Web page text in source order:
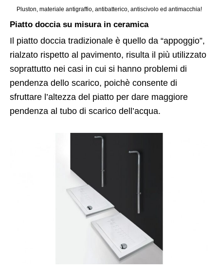
Pluston, materiale antigraffio, antibatterico, antiscivolo ed antimacchia!
Piatto doccia su misura in ceramica
Il piatto doccia tradizionale è quello da “appoggio”,
rialzato rispetto al pavimento, risulta il più utilizzato
soprattutto nei casi in cui si hanno problemi di
pendenza dello scarico, poichè consente di
sfruttare l’altezza del piatto per dare maggiore
pendenza al tubo di scarico dell’acqua.